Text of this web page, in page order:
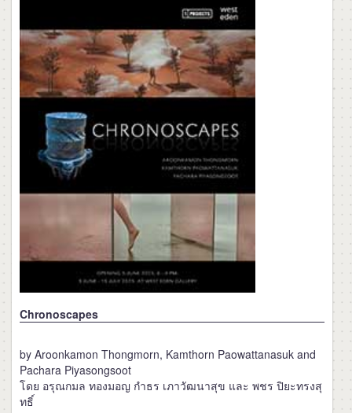
Chronoscapes
by Aroonkamon Thongmorn, Kamthorn Paowattanasuk and
Pachara Piyasongsoot
โดย อรุณกมล ทองมอญ กำธร เภาวัฒนาสุข และ พชร ปิยะทรงสุ
ทธิ์